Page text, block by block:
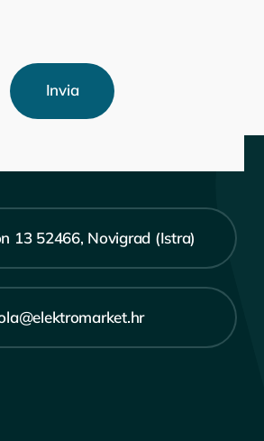
Invia
13 52466, Novigrad (Istra)